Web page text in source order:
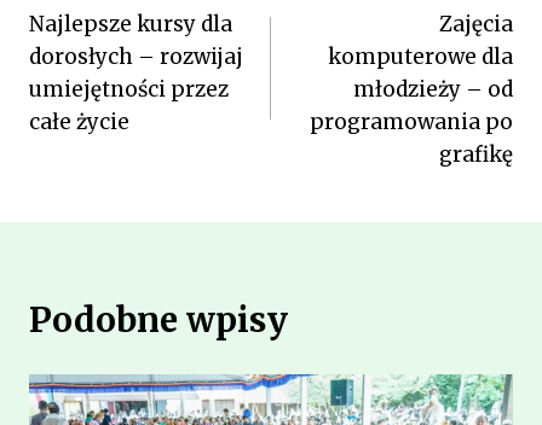
wpisu
Najlepsze kursy dla
dorosłych – rozwijaj
umiejętności przez
całe życie
Zajęcia
komputerowe dla
młodzieży – od
programowania po
grafikę
Podobne wpisy